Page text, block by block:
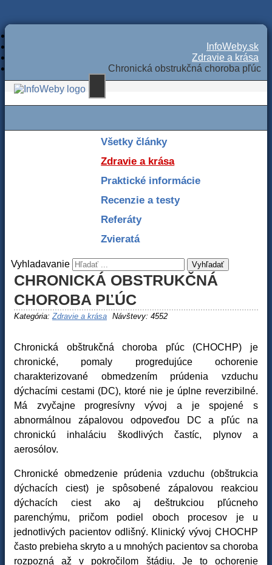
InfoWeby.sk
Zdravie a krása
Chronická obstrukčná choroba pľúc
Všetky články
Zdravie a krása
Praktické informácie
Recenzie a testy
Referáty
Zvieratá
Vyhladavanie Vyhľadať
CHRONICKÁ OBSTRUKČNÁ
CHOROBA PĽÚC
Kategória:Zdravie a krása Návštevy: 4552
Chronická obštrukčná choroba pľúc (CHOCHP) je
chronické, pomaly progredujúce ochorenie
charakterizované obmedzením prúdenia vzduchu
dýchacími cestami (DC), ktoré nie je úplne reverzibilné.
Má zvyčajne progresívny vývoj a je spojené s
abnormálnou zápalovou odpoveďou DC a pľúc na
chronickú inhaláciu škodlivých častíc, plynov a
aerosólov.
Chronické obmedzenie prúdenia vzduchu (obštrukcia
dýchacích ciest) je spôsobené zápalovou reakciou
dýchacích ciest ako aj deštrukciou pľúcneho
parenchýmu, pričom podiel oboch procesov je u
jednotlivých pacientov odlišný. Klinický vývoj CHOCHP
často prebieha skryto a u mnohých pacientov sa choroba
rozpozná až v pokročilom štádiu. Je to ochorenie